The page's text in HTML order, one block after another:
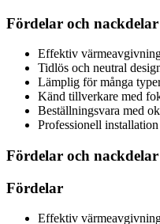
Fördelar och nackdelar
Effektiv
Tidlös och neutral
Lämplig för många
Känd tillverkare med
Beställningsvara med
Professionell
Fördelar och nackdelar
Fördelar
Effektiv